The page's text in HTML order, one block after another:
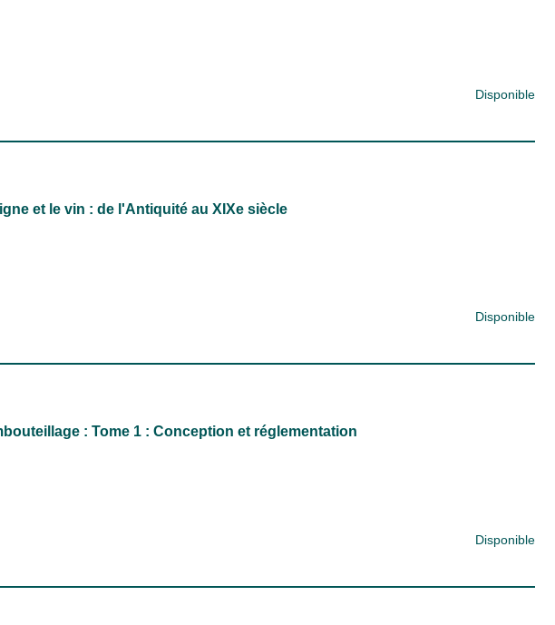
Disponible
et le vin : de l'Antiquité au XIXe siècle
Disponible
: Tome 1 : Conception et réglementation
Disponible